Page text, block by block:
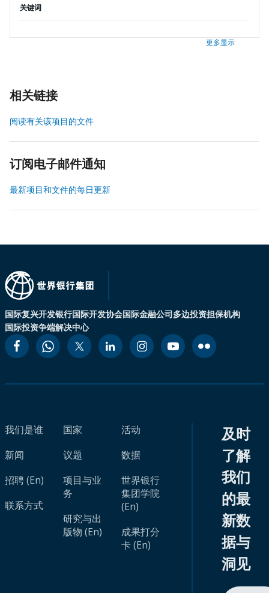
关键词
更多显示
相关链接
阅读有关该项目的文件
订阅电子邮件通知
最新项目和文件的每日更新
国际复兴开发银行国际开发协会国际金融公司多边投资担保机构
国际投资争端解决中心
我们是谁
新闻
招聘 (En)
联系方式
国家
议题
项目与业
务
研究与出
版物 (En)
活动
数据
世界银行
集团学院
(En)
成果打分
卡 (En)
及时
了解
我们
的最
新数
据与
洞见